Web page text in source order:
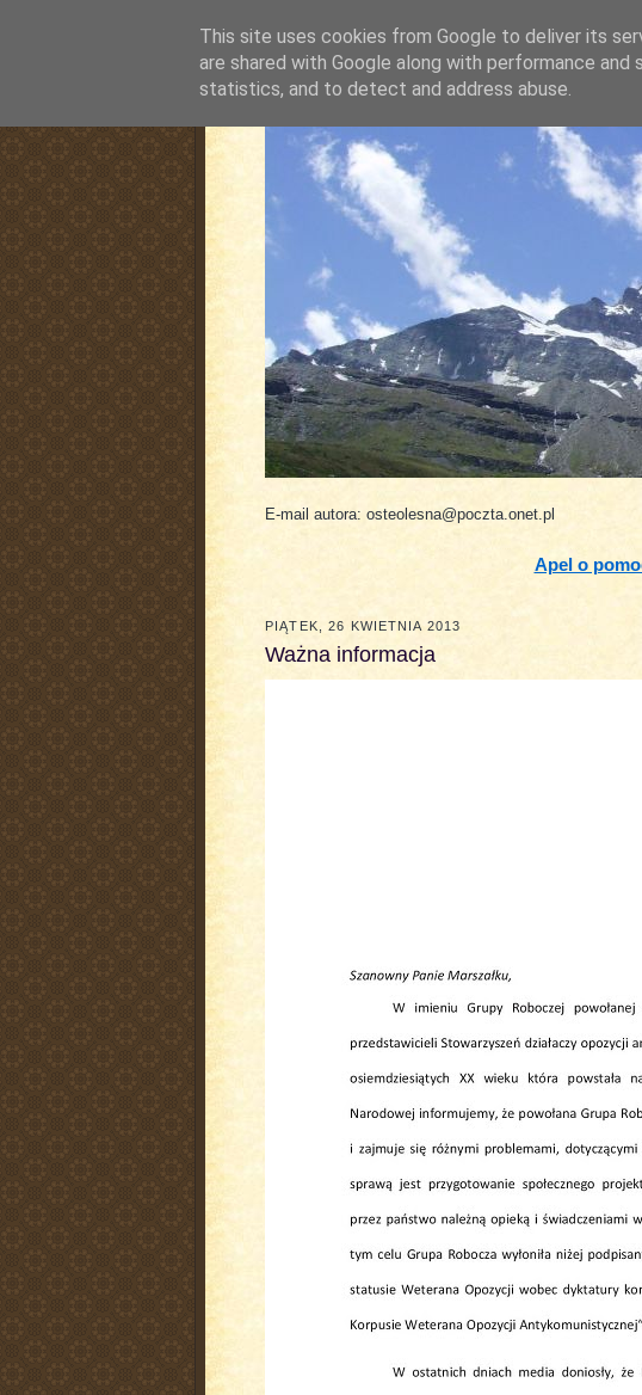
pluskiewicz.blogspot.com
E-mail autora: osteolesna@poczta.onet.pl
Apel o
PIĄTEK, 26 KWIETNIA 2013
Ważna informacja
This site uses cookies from Google to deliver its
are shared with Google along with performance
statistics, and to detect and address abuse.